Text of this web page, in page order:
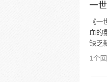
一
《
血的
缺乏
1个